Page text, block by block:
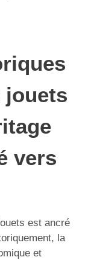
jouets
vers
est ancré
la
et